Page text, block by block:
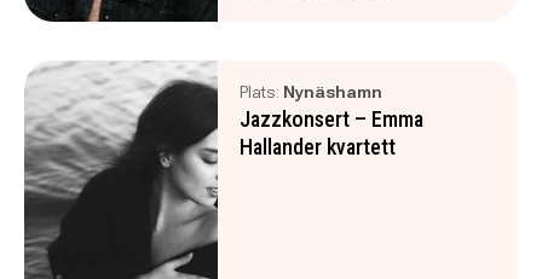
Plats: Nynäshamn
Jazzkonsert – Emma
Hallander kvartett